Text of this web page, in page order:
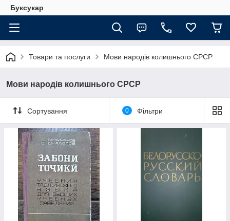
Буксукар
Товари та послуги Мови народів колишнього СРСР
Мови народів колишнього СРСР
Сортування 0 Фільтри